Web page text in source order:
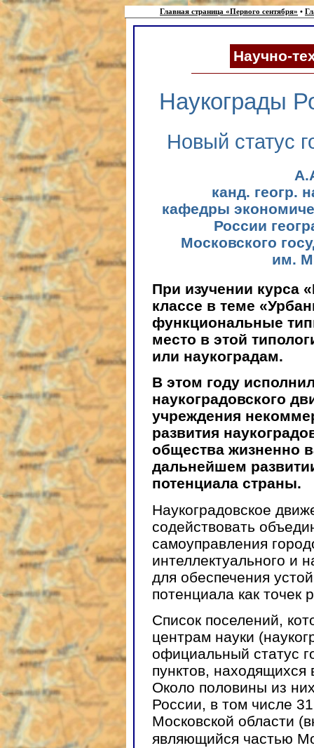
Главная страница «Первого сентября» •
Научно-
Наукограды
Новый статус
канд. геогр.
кафедры
России
Московского
им.
При изучении курса
классе в теме
функциональные
место в этой
или наукоградам.
В этом году
наукоградовского
учреждения
развития
общества жизненно
дальнейшем
потенциала страны.
Наукоградовское
содействовать
самоуправления
интеллектуального и
для обеспечения
потенциала как точек
Список поселений,
центрам науки
официальный статус
пунктов,
Около половины из
России, в том числе
Московской области
являющийся частью